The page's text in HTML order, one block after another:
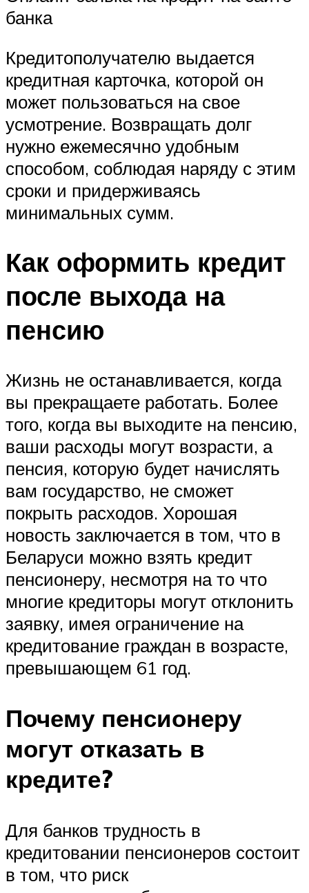
банка
Кредитополучателю выдается
кредитная карточка, которой он
может пользоваться на свое
усмотрение. Возвращать долг
нужно ежемесячно удобным
способом, соблюдая наряду с этим
сроки и придерживаясь
минимальных сумм.
Как оформить кредит
после выхода на
пенсию
Жизнь не останавливается, когда
вы прекращаете работать. Более
того, когда вы выходите на пенсию,
ваши расходы могут возрасти, а
пенсия, которую будет начислять
вам государство, не сможет
покрыть расходов. Хорошая
новость заключается в том, что в
Беларуси можно взять кредит
пенсионеру, несмотря на то что
многие кредиторы могут отклонить
заявку, имея ограничение на
кредитование граждан в возрасте,
превышающем 61 год.
Почему пенсионеру
могут отказать в
кредите?
Для банков трудность в
кредитовании пенсионеров состоит
в том, что риск